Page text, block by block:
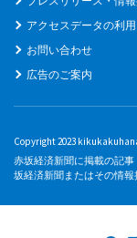
アクセスデータの利
お問い合わせ
広告のご案内
Copyright 2023
赤坂経済新聞に掲載の記
坂経済新聞またはその情報